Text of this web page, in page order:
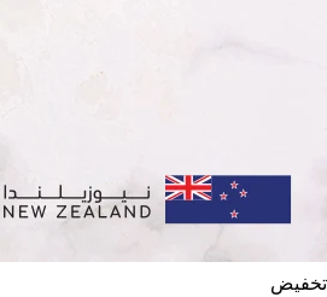
تخفيض